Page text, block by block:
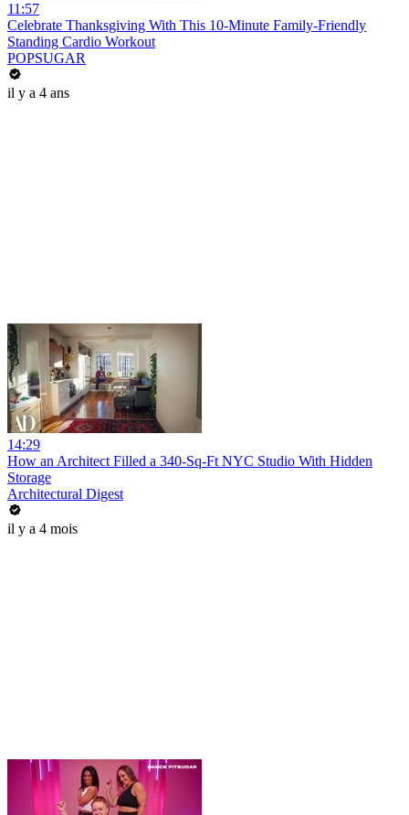
11:57
Celebrate Thanksgiving With This 10-Minute Family-Friendly
Standing Cardio Workout
POPSUGAR
il y a 4 ans
14:29
How an Architect Filled a 340-Sq-Ft NYC Studio With Hidden
Storage
Architectural Digest
il y a 4 mois